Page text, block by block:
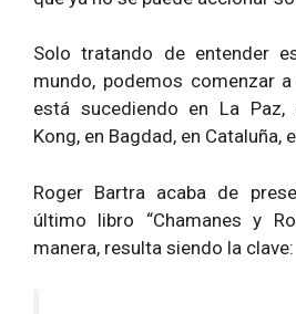
Solo tratando de entender
mundo, podemos comenzar
está sucediendo en La Paz,
Kong, en Bagdad, en Cataluña,
Roger Bartra acaba de
último libro “Chamanes y
manera, resulta siendo la clave: